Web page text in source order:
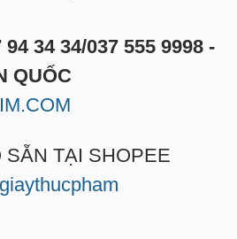
34 34/037 555 9998 -
QUỐC
SẴN TẠI SHOPEE